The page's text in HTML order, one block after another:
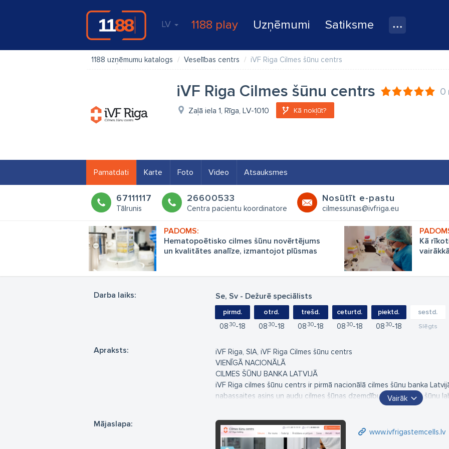
LV 1188 play Uzņēmumi Satiksme
1188 uzņēmumu katalogs Veselības centrs iVF Riga Cilmes šūnu centrs
iVF Riga Cilmes šūnu centrs 0
Zaļā iela 1, Rīga, LV-1010 Kā nokļūt?
Pamatdati Karte Foto Video Atsauksmes
67111117
Tālrunis
26600533
Centra pacientu koordinatore
Nosūtīt e-pastu
cilmessunas@ivfriga.eu
Hematopoētisko cilmes šūnu novērtējums
un kvalitātes analīze, izmantojot plūsmas
Kā
Darba laiks: Se, Sv - Dežurē speciālists
pirmd.
08 30 18
otrd.
08 30 18
trešd.
08 30 18
ceturtd.
08 30 18
piektd.
08 30 18
sestd.
Slēgts
Apraksts:
iVF Riga, SIA, iVF Riga Cilmes šūnu centrs
VIENĪGĀ NACIONĀLĀ
CILMES ŠŪNU BANKA LATVIJĀ
iVF Riga cilmes šūnu centrs ir pirmā nacionālā cilmes šūnu banka
nabassaites asins un audu cilmes šūnas dzemdību laikā! Cilmes šūnu
gadā, kad saņēma speciālu audu un šūnu izmantošanas atļauju no
veikt cilmes šūnu laboratorisko izmeklēšanu, apstrādi un uzglabāšanu
Mēs nodrošinām jaundzimušā nabassaites cilmes šūnu paņemšanu,
procesi notiek tepat Latvijā, līdz ar to tiek nodrošināta cilmes šūnu
Vairāk
Mājaslapa:
www.ivfrigastemcells.lv